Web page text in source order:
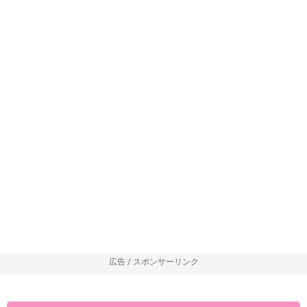
広告 / スポンサーリンク